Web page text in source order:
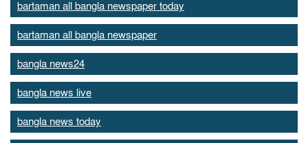
bartaman all bangla newspaper today
bartaman all bangla newspaper
bangla news24
bangla news live
bangla news today